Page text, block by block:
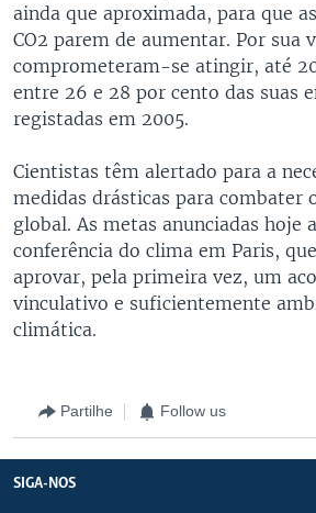
ainda que aproximada, para que
CO2 parem de aumentar. Por sua
comprometeram-se atingir, até
entre 26 e 28 por cento das suas
registadas em 2005.
Cientistas têm alertado para a
medidas drásticas para combater
global. As metas anunciadas hoje
conferência do clima em Paris,
aprovar, pela primeira vez, um
vinculativo e suficientemente
climática.
Partilhe Follow us
SIGA-NOS